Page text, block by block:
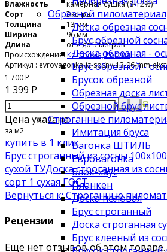
Обрезной пиломатериал
Доска обрезная
Брус обрезной
Доска обрезная -
Брус обрезной -
Брусок обрезной
Обрезная доска
Обрезной брус
Строганные
Имитация бруса
Вагонка ШТИЛЬ
Евровагонка
Блок-хаус
Планкен
Доска половая
Брус строганный
Доска строганная
Брус клееный из
Влажность
камерная сушка (8-12%)
Сорт
Экстра
Толщина
13 мм
Ширина
96 мм
Длина
от 2 до 3 метров
Происхождение: Кострома, Россия
Артикул : evrovagonka-iz-sosny-13-96-mm-
1 700 Р
1 399 Р
Цена указана
за м2
купить в 1 клик
Брус строганный из сосны
сухой ТУДоска строганная из
сорт 1 сухая ГОСТ
Вернуться к: Строганные
Рецензии
Еще нет отзывов об этом товаре.